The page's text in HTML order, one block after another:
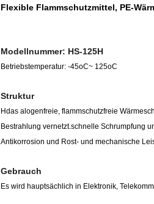
Flexible Flammschutzmittel, PE-
Modellnummer: HS-125H
Betriebstemperatur: -45oC~ 125oC
Struktur
Hdas alogenfreie, flammschutzfreie
Bestrahlung vernetzt.schnelle Schrumpfung
Antikorrosion und Rost- und mechanische
Gebrauch
Es wird hauptsächlich in Elektronik,